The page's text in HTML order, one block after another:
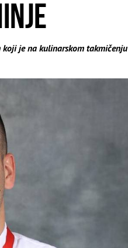
koji je na kulinarskom takmičenju